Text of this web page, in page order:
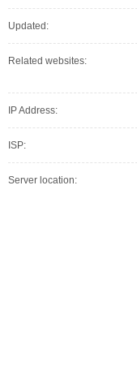
Updated:
Related websites:
IP Address:
ISP:
Server location: